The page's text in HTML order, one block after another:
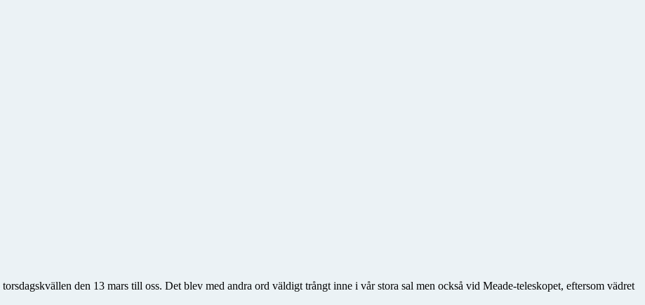
den 13 mars till oss. Det blev med andra ord väldigt trångt inne i vår stora sal men också vid Meade-teleskopet, eftersom vädret